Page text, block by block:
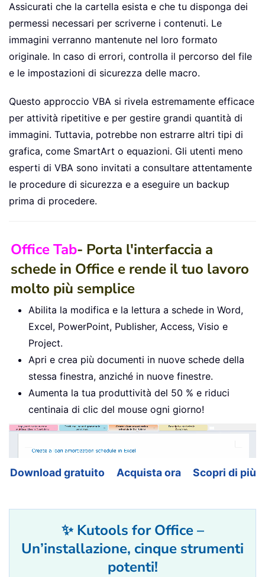
    htmlPath
= tempPath & Format (Now
    doc
. SaveAs2 FileName:=htmlPath
' Find the generated "_files"
    foundImages
If
FolderExists imgFolder
For Each file In fso.
If LCase(Right(file.Name
               LCase
(Right(file.Name
               LCase
(Right(file.
               LCase
End If
Else
For Each
If
InStr subFolder.
                    fso
.CopyFile file
                    foundImages
Next file
End If
Next subFolder
End If
Resume Next
    fso
.DeleteFile htmlPath
    fso
.DeleteFolder imgFolder , True
        MsgBox
"All images have
Else
        MsgBox
"No images found in
End If
Assicurati che la cartella esista e che tu disponga dei
permessi necessari per scriverne i contenuti. Le
immagini verranno mantenute nel loro formato
originale. In caso di errori, controlla il percorso del file
e le impostazioni di sicurezza delle macro.
Questo approccio VBA si rivela estremamente efficace
per attività ripetitive e per gestire grandi quantità di
immagini. Tuttavia, potrebbe non estrarre altri tipi di
grafica, come SmartArt o equazioni. Gli utenti meno
esperti di VBA sono invitati a consultare attentamente
le procedure di sicurezza e a eseguire un backup
prima di procedere.
Office Tab- Porta l'interfaccia a
schede in Office e rende il tuo lavoro
molto più semplice
Abilita la modifica e la lettura a schede in Word,
Excel, PowerPoint, Publisher, Access, Visio e
Project.
Apri e crea più documenti in nuove schede della
stessa finestra, anziché in nuove finestre.
Aumenta la tua produttività del 50 % e riduci
centinaia di clic del mouse ogni giorno!
Download gratuito Acquista ora Scopri di più
✨ Kutools for Office –
Un’installazione, cinque strumenti
potenti!